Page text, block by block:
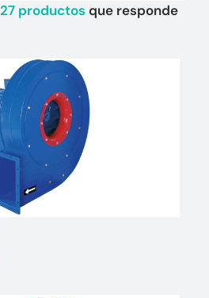
27productos que responde